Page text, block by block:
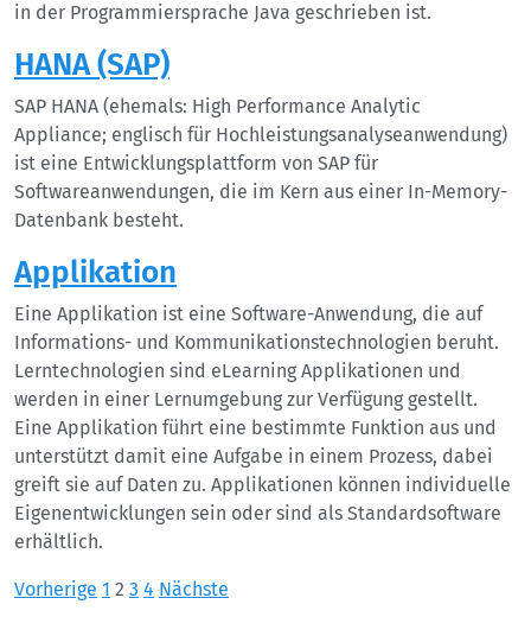
in der Programmiersprache Java geschrieben ist.
HANA (SAP)
SAP HANA (ehemals: High Performance Analytic
Appliance; englisch für Hochleistungsanalyseanwendung)
ist eine Entwicklungsplattform von SAP für
Softwareanwendungen, die im Kern aus einer In-Memory-
Datenbank besteht.
Applikation
Eine Applikation ist eine Software-Anwendung, die auf
Informations- und Kommunikationstechnologien beruht.
Lerntechnologien sind eLearning Applikationen und
werden in einer Lernumgebung zur Verfügung gestellt.
Eine Applikation führt eine bestimmte Funktion aus und
unterstützt damit eine Aufgabe in einem Prozess, dabei
greift sie auf Daten zu. Applikationen können individuelle
Eigenentwicklungen sein oder sind als Standardsoftware
erhältlich.
Seitennummerierung
Vorherige 1 2 3 4 Nächste